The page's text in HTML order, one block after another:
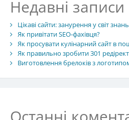
Недавні записи
Цікаві сайти: занурення у світ
Як привітати SEO-фахівця?
Як просувати кулінарний сайт в
Як правильно зробити 301 редірект
Виготовлення брелоків з